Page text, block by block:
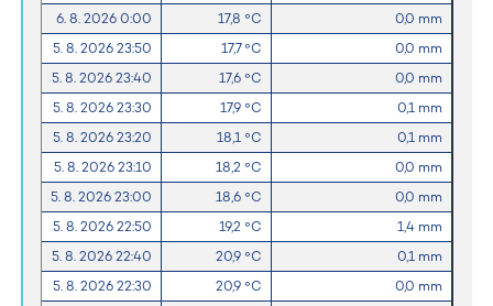
6. 8. 2026 0:00
17,8 °C
0,0 mm
5. 8. 2026 23:50
17,7 °C
0,0 mm
5. 8. 2026 23:40
17,6 °C
0,0 mm
5. 8. 2026 23:30
17,9 °C
0,1 mm
5. 8. 2026 23:20
18,1 °C
0,1 mm
5. 8. 2026 23:10
18,2 °C
0,0 mm
5. 8. 2026 23:00
18,6 °C
0,0 mm
5. 8. 2026 22:50
19,2 °C
1,4 mm
5. 8. 2026 22:40
20,9 °C
0,1 mm
5. 8. 2026 22:30
20,9 °C
0,0 mm